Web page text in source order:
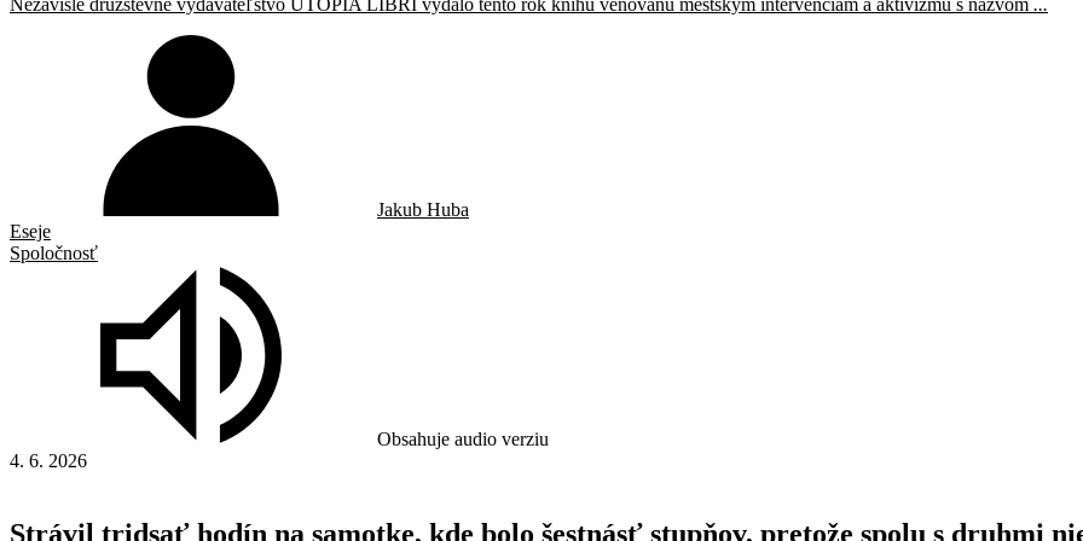
Jakub Huba
Eseje
Spoločnosť
Obsahuje audio verziu
4. 6. 2026
Strávil tridsať hodín na samotke, kde bolo šestnásť stupňov, pretože spolu s druhmi